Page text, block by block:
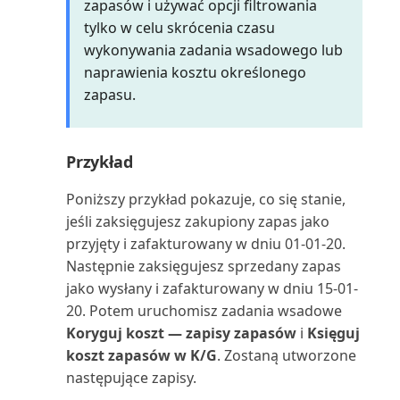
Rejestrowanie i zwrot wydatków
pracowników
Rejestrowanie wydatków lub
przychodów bezpośred...
zrównoważonego rozwoju
Rentowność
Rozliczanie zapisów w różnych
walutach
Rozwiązywanie problemów i
korygowanie wymiarów
Sprawdzanie poprawności
Śledzenie wierszy zamówienia
do powiązanych dok...
układów raportów
Wysyłanie dokumentów i
wiadomości e-mail
za pomocą funkc...
Wyświetlanie raportu testowego
przed zaksięgowa...
Wyświetlanie użytecznych
informacji w Centrach ról
Zapisywanie i personalizowanie
Oblicz i zaksięguj rozliczenie
podatkowe (raport)
Oferta serwisowa (raport
dokumentu)
(raport dokumentu)
Oferta umowy serwisowej:
szczegóły (raport)
Oferty umów do podpisania
(raport)
Opłaty za zapasy: specyfikacja
(raport)
zapasów i używać opcji filtrowania
tylko w celu skrócenia czasu
wykonywania zadania wsadowego lub
naprawienia kosztu określonego
zapasu.
Przykład
Poniższy przykład pokazuje, co się stanie,
jeśli zaksięgujesz zakupiony zapas jako
przyjęty i zafakturowany w dniu 01-01-20.
Następnie zaksięgujesz sprzedany zapas
jako wysłany i zafakturowany w dniu 15-01-
20. Potem uruchomisz zadania wsadowe
Koryguj koszt — zapisy zapasówi Księguj
koszt zapasów w K/G. Zostaną utworzone
następujące zapisy.